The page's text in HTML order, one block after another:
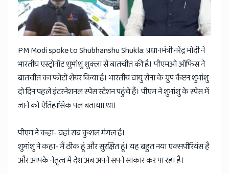
PM Modi spoke to Shubhanshu Shukla: प्रधानमंत्री नरेंद्र मोदी ने
भारतीय एस्ट्रोनॉट शुभांशु शुक्ला से बातचीत की है। पीएमओ ऑफिस ने
बातचीत का फोटो शेयर किया है। भारतीय वायु सेना के ग्रुप कैप्टन शुभांशु
दो दिन पहले इंटरनेशनल स्पेस स्टेशन पहुंचे हैं। पीएम ने शुभांशु के स्पेस में
जाने को ऐतिहासिक पल बतायाा था।
पीएम ने कहा- वहां सब कुशल मंगल है।
शुभांशु ने कहा- मैं ठीक हूं और सुरक्षित हूं। यह बहुत नया एक्सपीरियंस है
और आपके नेतृत्व में देश अब अपने सपने साकार कर पा रहा है।